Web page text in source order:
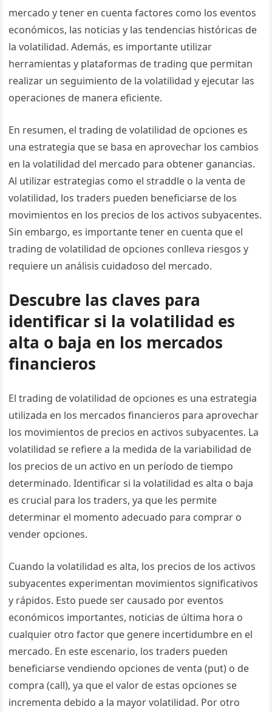
mercado y tener en cuenta factores como los eventos
económicos, las noticias y las tendencias históricas de
la volatilidad. Además, es importante utilizar
herramientas y plataformas de trading que permitan
realizar un seguimiento de la volatilidad y ejecutar las
operaciones de manera eficiente.
En resumen, el trading de volatilidad de opciones es
una estrategia que se basa en aprovechar los cambios
en la volatilidad del mercado para obtener ganancias.
Al utilizar estrategias como el straddle o la venta de
volatilidad, los traders pueden beneficiarse de los
movimientos en los precios de los activos subyacentes.
Sin embargo, es importante tener en cuenta que el
trading de volatilidad de opciones conlleva riesgos y
requiere un análisis cuidadoso del mercado.
Descubre las claves para
identificar si la volatilidad es
alta o baja en los mercados
financieros
El trading de volatilidad de opciones es una estrategia
utilizada en los mercados financieros para aprovechar
los movimientos de precios en activos subyacentes. La
volatilidad se refiere a la medida de la variabilidad de
los precios de un activo en un período de tiempo
determinado. Identificar si la volatilidad es alta o baja
es crucial para los traders, ya que les permite
determinar el momento adecuado para comprar o
vender opciones.
Cuando la volatilidad es alta, los precios de los activos
subyacentes experimentan movimientos significativos
y rápidos. Esto puede ser causado por eventos
económicos importantes, noticias de última hora o
cualquier otro factor que genere incertidumbre en el
mercado. En este escenario, los traders pueden
beneficiarse vendiendo opciones de venta (put) o de
compra (call), ya que el valor de estas opciones se
incrementa debido a la mayor volatilidad. Por otro